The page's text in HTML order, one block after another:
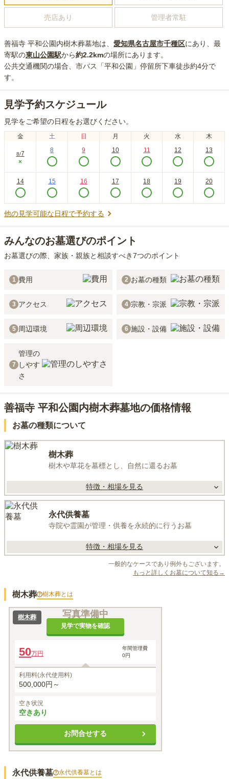
売店あり 管理者常駐
善福寺 平和公園内樹木葬墓地は、 愛知県名古屋市千種区にあり 、最
寄駅の東山公園駅から約2.2kmの場所にあり ます。
公共交通機関の場合、市バス「平和公園」停留所下車徒歩約4分で
す。
見学予約スケジュール
見学をご希望の日程をお選びください。
金 土 日 月 火 水 木
8/7
×
8 9 10 11 12 13
14 15 16 17 18 19 20
他の見学可能な日程で予約する
みんなのお墓選びのポイント
お墓選びの際、家族・親族と相談すべき7つのポイント
1 費用 2 お墓の種類
3 アクセス 4 宗教・宗派
5 周辺環境 6 施設・設備
7
管理の
しやす
さ
善福寺 平和公園内樹木葬墓地の価格情報
お墓の種類について
樹木葬
樹木や草花を墓標とし、自然に還るお墓
特徴・相場を見る
永代供養墓
寺院や霊園が管理・供養を永続的に行うお墓
特徴・相場を見る
一般的なケースであり例外もございます。
もっと詳しくお墓について知る→
樹木葬 樹木葬とは
写真準備中
見学で実物を確認
樹木葬
50万円
年間管理費
0円
利用料(永代使用料)
500,000円～
空き状況
空きあり
お問合せする
永代供養墓 永代供養墓とは